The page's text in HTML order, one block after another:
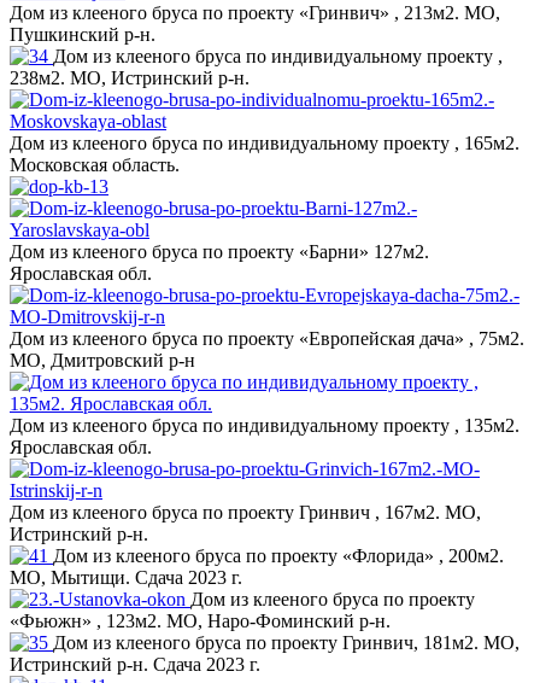
Дом из клееного бруса по проекту «Гринвич» , 213м2. МО,
Пушкинский р-н.
Дом из клееного бруса по индивидуальному проекту ,
238м2. МО, Истринский р-н.
Дом из клееного бруса по индивидуальному проекту , 165м2.
Московская область.
Дом из клееного бруса по проекту «Барни» 127м2.
Ярославская обл.
Дом из клееного бруса по проекту «Европейская дача» , 75м2.
МО, Дмитровский р-н
Дом из клееного бруса по индивидуальному проекту , 135м2.
Ярославская обл.
Дом из клееного бруса по проекту Гринвич , 167м2. МО,
Истринский р-н.
Дом из клееного бруса по проекту «Флорида» , 200м2.
МО, Мытищи. Сдача 2023 г.
Дом из клееного бруса по проекту
«Фьюжн» , 123м2. МО, Наро-Фоминский р-н.
Дом из клееного бруса по проекту Гринвич, 181м2. МО,
Истринский р-н. Сдача 2023 г.